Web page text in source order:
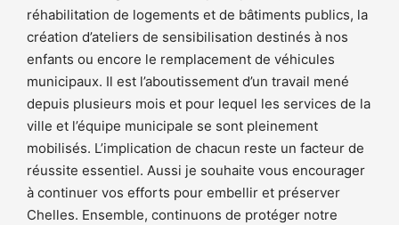
réhabilitation de logements et de bâtiments publics, la
création d’ateliers de sensibilisation destinés à nos
enfants ou encore le remplacement de véhicules
municipaux. Il est l’aboutissement d’un travail mené
depuis plusieurs mois et pour lequel les services de la
ville et l’équipe municipale se sont pleinement
mobilisés. L’implication de chacun reste un facteur de
réussite essentiel. Aussi je souhaite vous encourager
à continuer vos efforts pour embellir et préserver
Chelles. Ensemble, continuons de protéger notre